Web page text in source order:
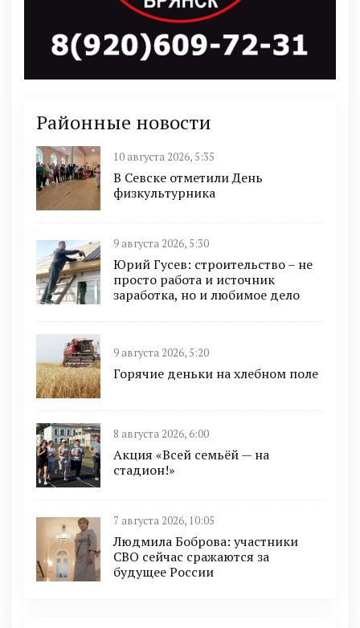
Районные новости
10 августа 2026, 5:35
В Севске отметили День
физкультурника
9 августа 2026, 5:30
Юрий Гусев: строительство – не
просто работа и источник
заработка, но и любимое дело
9 августа 2026, 5:20
Горячие деньки на хлебном поле
8 августа 2026, 6:00
Акция «Всей семьёй — на
стадион!»
7 августа 2026, 10:05
Людмила Боброва: участники
СВО сейчас сражаются за
будущее России